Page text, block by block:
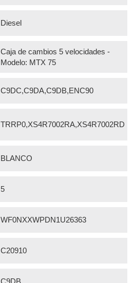
Diesel
Caja de cambios 5 velocidades -
Modelo: MTX 75
C9DC,C9DA,C9DB,ENC90
TRRP0,XS4R7002RA,XS4R7002RD
BLANCO
5
WF0NXXWPDN1U26363
C20910